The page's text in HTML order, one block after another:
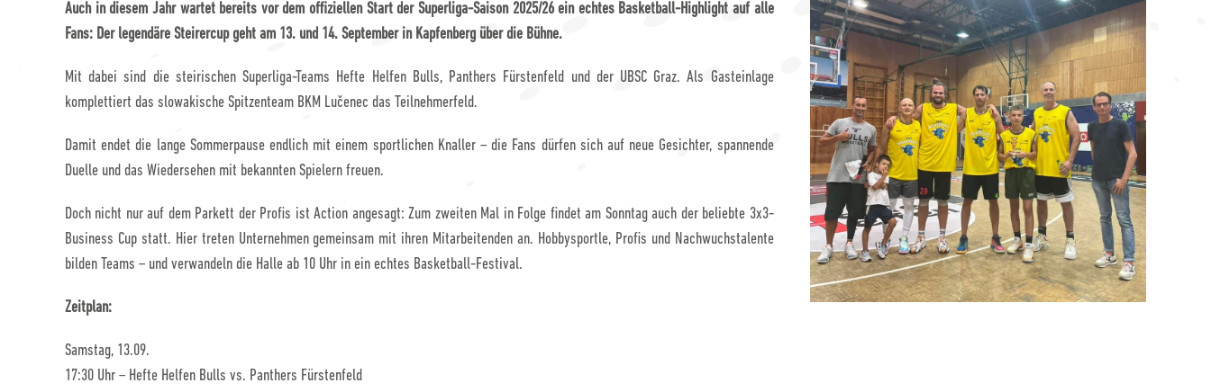
Auch in diesem Jahr wartet bereits vor dem offiziellen Start der Superliga-Saison 2025/26 ein echtes Basketball-Highlight auf alle
Fans: Der legendäre Steirercup geht am 13. und 14. September in Kapfenberg über die Bühne.
Mit dabei sind die steirischen Superliga-Teams Hefte Helfen Bulls, Panthers Fürstenfeld und der UBSC Graz. Als Gasteinlage
komplettiert das slowakische Spitzenteam BKM Lučenec das Teilnehmerfeld.
Damit endet die lange Sommerpause endlich mit einem sportlichen Knaller – die Fans dürfen sich auf neue Gesichter, spannende
Duelle und das Wiedersehen mit bekannten Spielern freuen.
Doch nicht nur auf dem Parkett der Profis ist Action angesagt: Zum zweiten Mal in Folge findet am Sonntag auch der beliebte 3x3-
Business Cup statt. Hier treten Unternehmen gemeinsam mit ihren Mitarbeitenden an. Hobbysportle, Profis und Nachwuchstalente
bilden Teams – und verwandeln die Halle ab 10 Uhr in ein echtes Basketball-Festival.
Zeitplan:
Samstag, 13.09.
17:30 Uhr – Hefte Helfen Bulls vs. Panthers Fürstenfeld